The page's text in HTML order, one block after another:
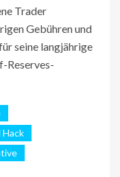
Trader
Gebühren und
seine langjährige
Reserves-
Hack